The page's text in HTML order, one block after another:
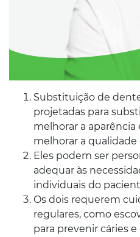
Substituição de
projetadas para
melhorar a aparência
melhorar a
Eles podem ser
adequar às
individuais do
Os dois requerem
regulares, como
para prevenir cáries